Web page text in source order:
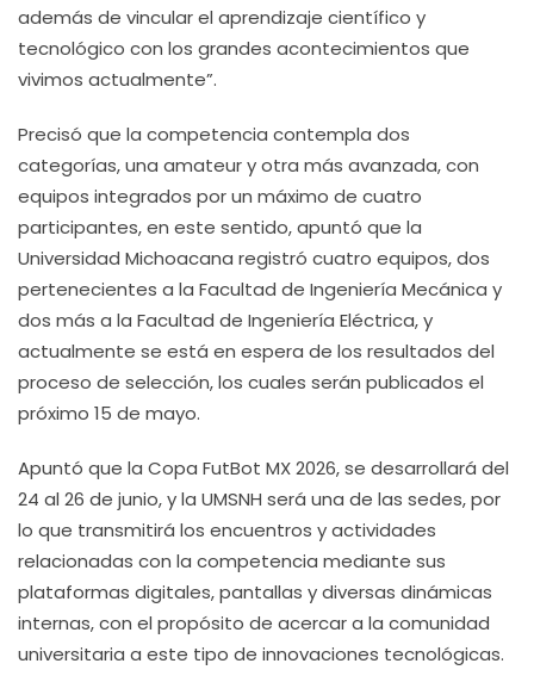
además de vincular el aprendizaje científico y
tecnológico con los grandes acontecimientos que
vivimos actualmente”.
Precisó que la competencia contempla dos
categorías, una amateur y otra más avanzada, con
equipos integrados por un máximo de cuatro
participantes, en este sentido, apuntó que la
Universidad Michoacana registró cuatro equipos, dos
pertenecientes a la Facultad de Ingeniería Mecánica y
dos más a la Facultad de Ingeniería Eléctrica, y
actualmente se está en espera de los resultados del
proceso de selección, los cuales serán publicados el
próximo 15 de mayo.
Apuntó que la Copa FutBot MX 2026, se desarrollará del
24 al 26 de junio, y la UMSNH será una de las sedes, por
lo que transmitirá los encuentros y actividades
relacionadas con la competencia mediante sus
plataformas digitales, pantallas y diversas dinámicas
internas, con el propósito de acercar a la comunidad
universitaria a este tipo de innovaciones tecnológicas.